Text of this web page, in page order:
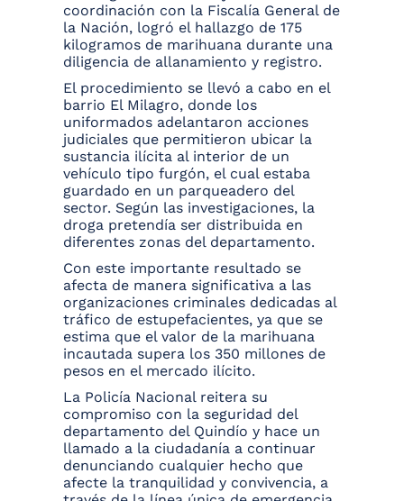
coordinación con la Fiscalía General de
la Nación, logró el hallazgo de 175
kilogramos de marihuana durante una
diligencia de allanamiento y registro.
El procedimiento se llevó a cabo en el
barrio El Milagro, donde los
uniformados adelantaron acciones
judiciales que permitieron ubicar la
sustancia ilícita al interior de un
vehículo tipo furgón, el cual estaba
guardado en un parqueadero del
sector. Según las investigaciones, la
droga pretendía ser distribuida en
diferentes zonas del departamento.
Con este importante resultado se
afecta de manera significativa a las
organizaciones criminales dedicadas al
tráfico de estupefacientes, ya que se
estima que el valor de la marihuana
incautada supera los 350 millones de
pesos en el mercado ilícito.
La Policía Nacional reitera su
compromiso con la seguridad del
departamento del Quindío y hace un
llamado a la ciudadanía a continuar
denunciando cualquier hecho que
afecte la tranquilidad y convivencia, a